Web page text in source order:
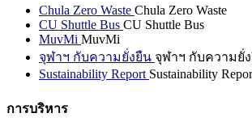
Chula Zero Waste Chula Zero Waste
CU Shuttle Bus CU Shuttle Bus
MuvMi MuvMi
จุฬาฯ กับความยั่งยืน จุฬาฯ กับความยั่
Sustainability Report Sustainability
การบริหาร